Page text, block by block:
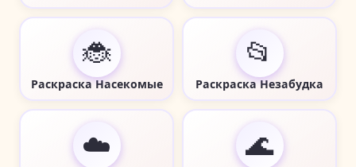
🐞
Раскраска Насекомые
📂
Раскраска Незабудка
☁️ 🌊